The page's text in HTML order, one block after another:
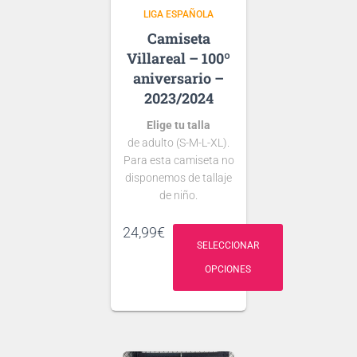
LIGA ESPAÑOLA
Villareal – 100º
aniversario –
2023/2024
Elige tu talla
de adulto (S-M-L-XL).
Para esta camiseta no
disponemos de tallaje
de niño.
consulta nuestra
nombre y número
personalizado o bien
24,99€
SELECCIONAR
OPCIONES